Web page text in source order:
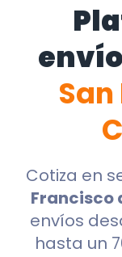
Cotiza en
Francisco
envíos
hasta un